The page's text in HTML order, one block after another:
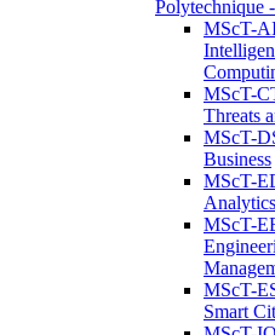
Polytechnique
MScT-
MScT-
Threats
MScT-
Business
MScT-
MScT-
MScT-
Smart